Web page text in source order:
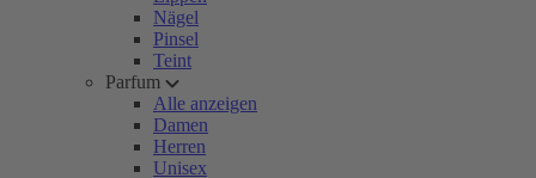
Nägel
Pinsel
Teint
Parfum
Alle anzeigen
Damen
Herren
Unisex